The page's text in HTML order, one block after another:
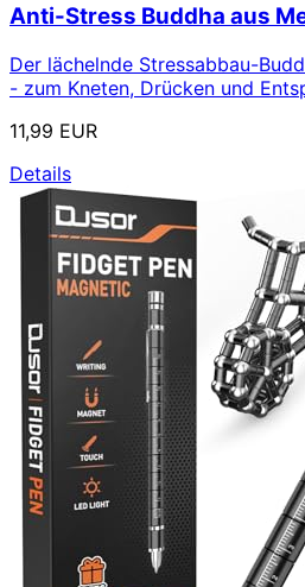
Anti-Stress Buddha aus
Der lächelnde Stressabbau-
- zum Kneten, Drücken und
11,99 EUR
Details